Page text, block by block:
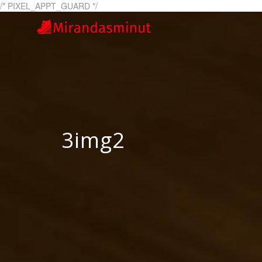
/* PIXEL_APPT_GUARD */Skip
content
3img2